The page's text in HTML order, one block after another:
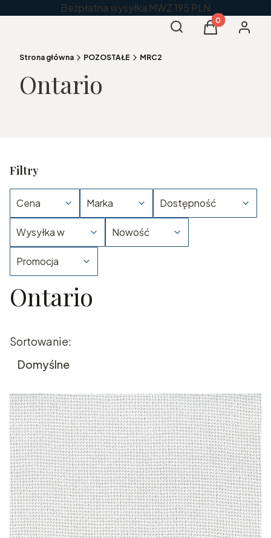
Bezpłatna wysyłka MWZ 195 PLN
Otwórz wyszukiwarkę
SzukajProdukty w
Koszyk
Strona główna POZOSTAŁE MRC2
Ontario
Filtry
Cena Marka Dostępność
Wysyłka w Nowość
Promocja
Koniec filtrów
Ontario
Lista produktów
Sortowanie:
Domyślne